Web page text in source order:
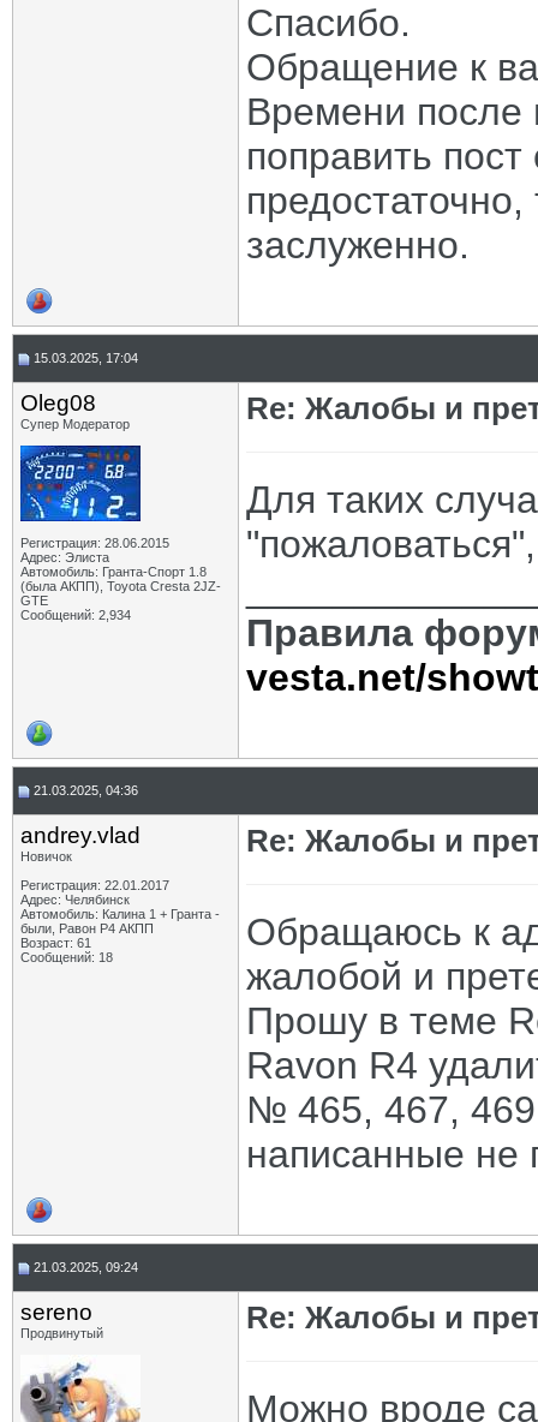
Спасибо.
Обращение к
Времени после
поправить
заслуженно.
15.03.2025, 17:04
Oleg08
Супер Модератор
Регистрация: 28.06.2015
Адрес: Элиста
Автомобиль: Гранта-Спорт 1.8
(была АКПП), Toyota Cresta 2JZ-
GTE
Сообщений: 2,934
Re: Жалобы и
Для таких
Правила
vesta.net/
21.03.2025, 04:36
andrey.vlad
Новичок
Регистрация: 22.01.2017
Адрес: Челябинск
Автомобиль: Калина 1 + Гранта -
были, Равон Р4 АКПП
Возраст: 61
Сообщений: 18
Re: Жалобы и
Обращаюсь к
жалобой и
Прошу в теме
Ravon R4
№ 465, 467,
написанные не
21.03.2025, 09:24
sereno
Продвинутый Re: Жалобы и
Можно вроде